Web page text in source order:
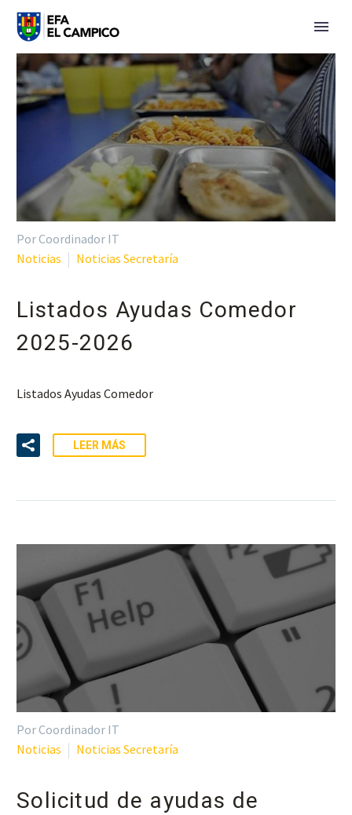
Por Coordinador IT
Noticias
Noticias Secretaría
Listados Ayudas Comedor
2025-2026
Listados Ayudas Comedor
LEER MÁS
Por Coordinador IT
Noticias
Noticias Secretaría
Solicitud de ayudas de